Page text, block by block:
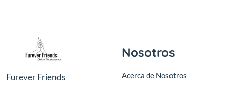
Furever Friends
Nosotros
Acerca de Nosotros